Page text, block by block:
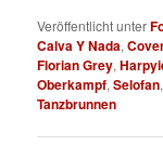
Veröffentlicht unter
Calva Y Nada,
Florian Grey,
Oberkampf,Selofan
Tanzbrunnen